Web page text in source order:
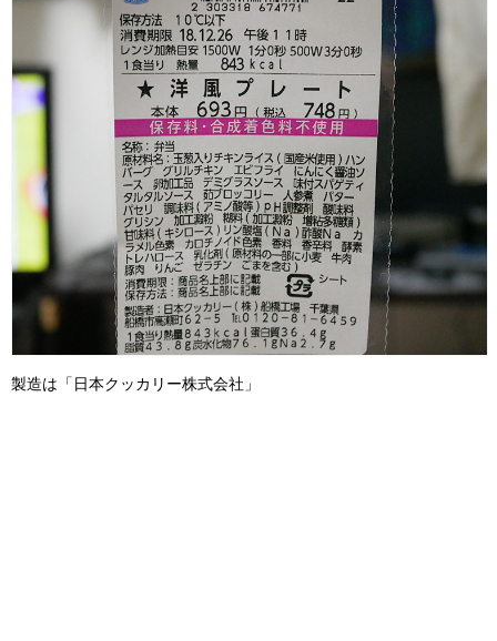
製造は「日本クッカリー株式会社」